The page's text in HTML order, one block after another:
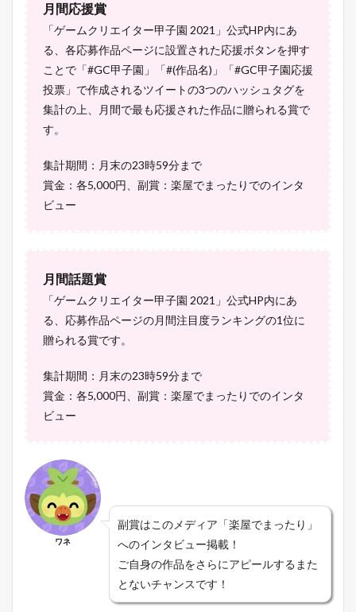
月間応援賞
「ゲームクリエイター甲子園 2021」公式HP内にあ
る、各応募作品ページに設置された応援ボタンを押す
ことで「#GC甲子園」「#(作品名)」「#GC甲子園応援
投票」で作成されるツイートの3つのハッシュタグを
集計の上、月間で最も応援された作品に贈られる賞で
す。
集計期間：月末の23時59分まで
賞金：各5,000円、副賞：楽屋でまったりでのインタ
ビュー
月間話題賞
「ゲームクリエイター甲子園 2021」公式HP内にあ
る、応募作品ページの月間注目度ランキングの1位に
贈られる賞です。
集計期間：月末の23時59分まで
賞金：各5,000円、副賞：楽屋でまったりでのインタ
ビュー
ワネ
副賞はこのメディア「楽屋でまったり」
へのインタビュー掲載！
ご自身の作品をさらにアピールするまた
とないチャンスです！